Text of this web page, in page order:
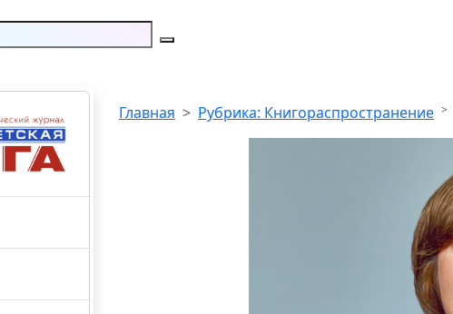
Главная Рубрика: Книгораспространение